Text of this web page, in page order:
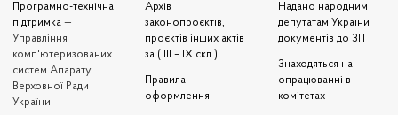
Програмно-технічна
підтримка —
Управління
комп'ютеризованих
систем Апарату
Верховної Ради
України
Архів
законопроєктів,
проєктів інших актів
за ( III – IX скл.)
Правила
оформлення
Надано народним
депутатам України
документів до ЗП
Знаходяться на
опрацюванні в
комітетах